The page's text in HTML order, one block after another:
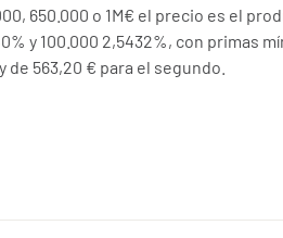
650.000 o 1M€ el precio es el
y 100.000 2,5432%, con primas
de 563,20 € para el segundo.